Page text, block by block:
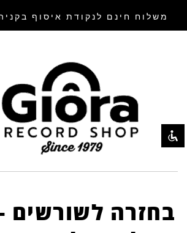
השבת את ההבזקים
סמן כותרות
צבע רקע
זום (הקטנה)
spellcheck גופן קריא
משלוח חינם לנקודת איסוף בקניה
בחזרה לשורשים